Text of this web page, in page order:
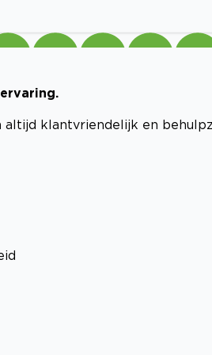
altijd klantvriendelijk en